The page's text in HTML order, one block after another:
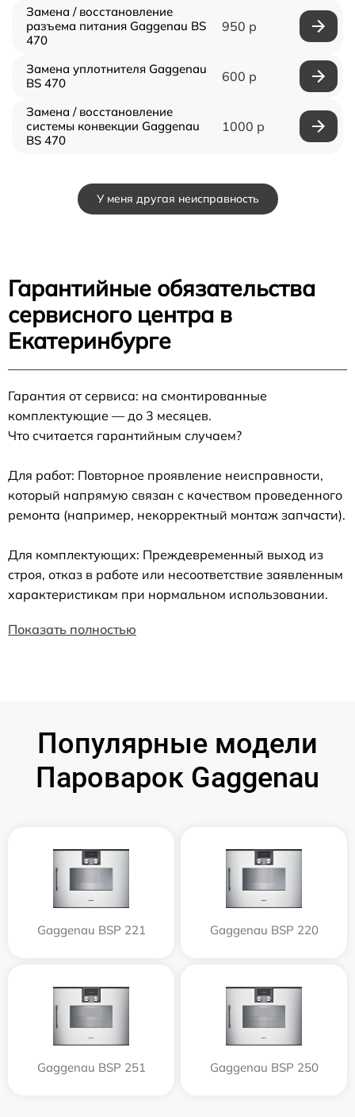
Замена / восстановление
разъема питания Gaggenau BS
470
950 р
Замена уплотнителя Gaggenau
BS 470
600 р
Замена / восстановление
системы конвекции Gaggenau
BS 470
1000 р
У меня другая неисправность
Гарантийные обязательства
сервисного центра в
Екатеринбурге
Гарантия от сервиса: на смонтированные
комплектующие — до 3 месяцев.
Что считается гарантийным случаем?
Для работ: Повторное проявление неисправности,
который напрямую связан с качеством проведенного
ремонта (например, некорректный монтаж запчасти).
Для комплектующих: Преждевременный выход из
строя, отказ в работе или несоответствие заявленным
характеристикам при нормальном использовании.
Показать полностью
Популярные модели
Пароварок Gaggenau
Gaggenau BSP 221 Gaggenau BSP 220
Gaggenau BSP 251 Gaggenau BSP 250